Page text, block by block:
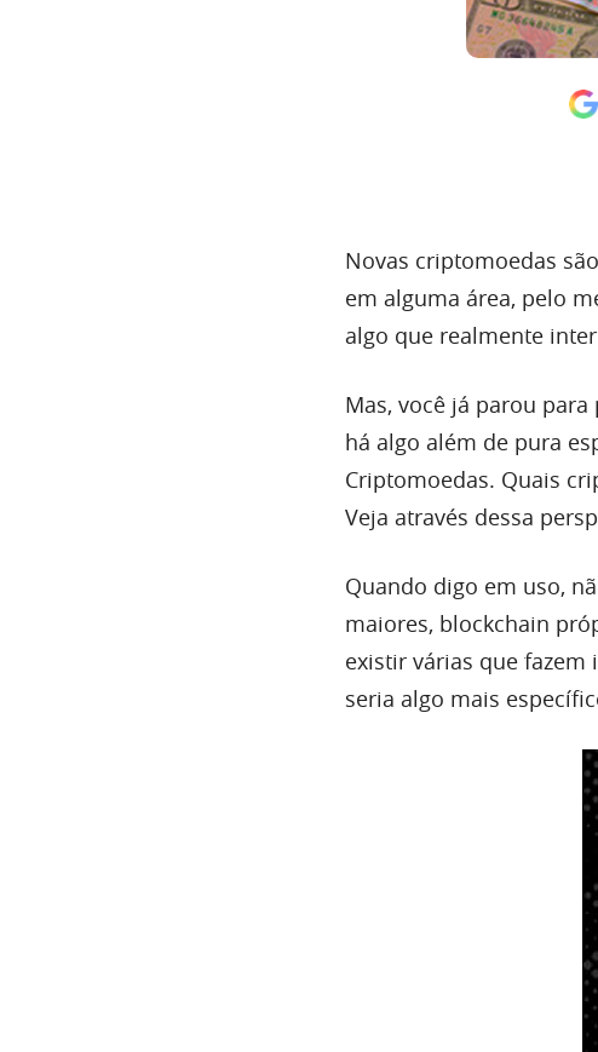
Novas criptomoedas
em alguma área, pelo
algo que realmente
Mas, você já parou
há algo além de pura
Criptomoedas. Quais
Veja através dessa
Quando digo em uso,
maiores, blockchain
existir várias que
seria algo mais